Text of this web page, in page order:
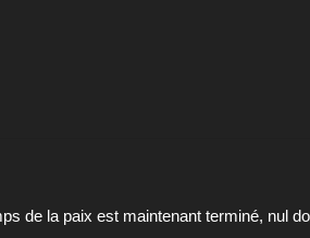
de la paix est maintenant terminé, nul